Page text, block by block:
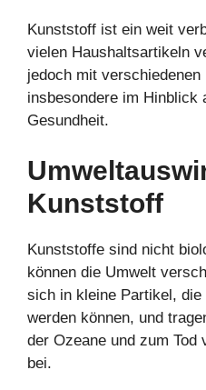
Kunststoff ist ein weit
vielen Haushaltsartikeln
jedoch mit verschiedenen
insbesondere im Hinblick
Gesundheit.
Kunststoff
Kunststoffe sind nicht
können die Umwelt
sich in kleine Partikel, die
werden können, und
der Ozeane und zum Tod
bei.